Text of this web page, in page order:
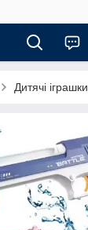
Дитячі іграшки